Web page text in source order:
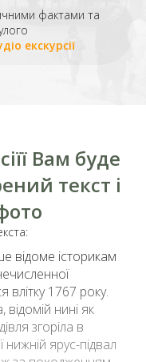
фактами та
екскурсії
Вам буде
текст і
відоме історикам
влітку 1767 року.
, відомій нині як
згоріла в
нижній ярус-підвал